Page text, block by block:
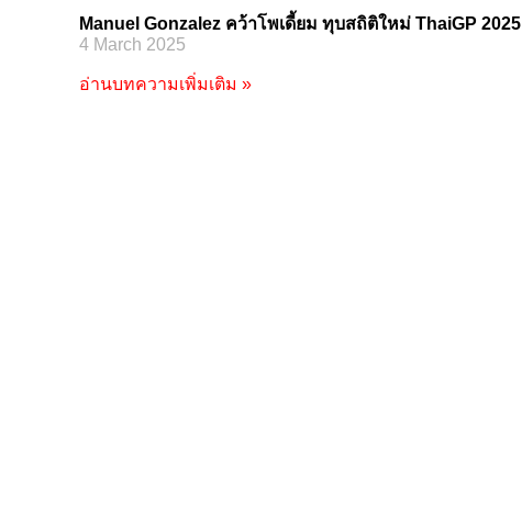
Manuel Gonzalez คว้าโพเดี้ยม ทุบสถิติใหม่ ThaiGP 2025
4 March 2025
อ่านบทความเพิ่มเติม »